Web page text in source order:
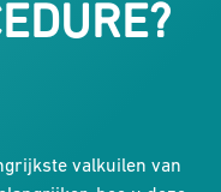
valkuilen van